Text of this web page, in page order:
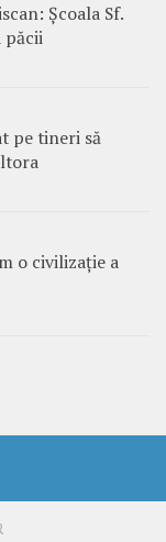
Școala Sf.
păcii
pe tineri să
o civilizație a